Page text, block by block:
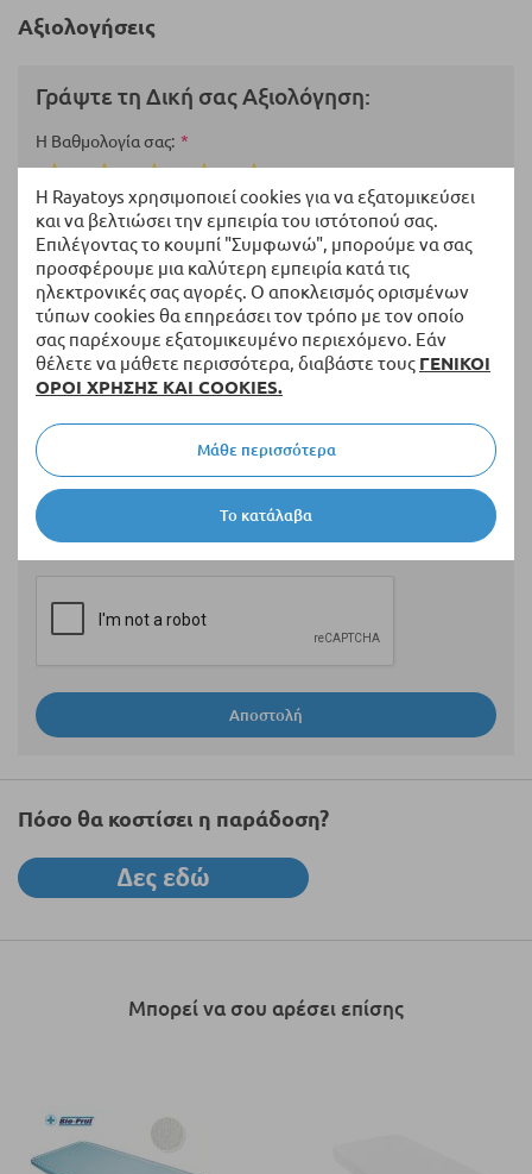
Η Rayatoys χρησιμοποιεί cookies για να εξατομικεύσει
και να βελτιώσει την εμπειρία του ιστότοπού σας.
Επιλέγοντας το κουμπί "Συμφωνώ", μπορούμε να σας
προσφέρουμε μια καλύτερη εμπειρία κατά τις
ηλεκτρονικές σας αγορές. Ο αποκλεισμός ορισμένων
τύπων cookies θα επηρεάσει τον τρόπο με τον οποίο
σας παρέχουμε εξατομικευμένο περιεχόμενο. Εάν
θέλετε να μάθετε περισσότερα, διαβάστε τους ΓΕΝΙΚΟΙ
ΟΡΟΙ ΧΡΗΣΗΣ ΚΑΙ COOKIES.
Το κατάλαβα
Μάθε περισσότερα
Αξιολογήσεις
Γράψτε τη Δική σας Αξιολόγηση:
Η Βαθμολογία σας
star
stars
stars
stars
stars
Ονοματεπώνυμο
Περίληψη
Αξιολόγηση
Αποστολή
Πόσο θα κοστίσει η παράδοση?
Μπορεί να σου αρέσει επίσης